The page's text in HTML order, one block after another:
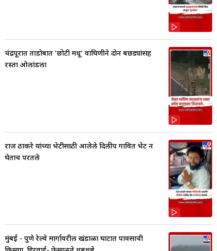
चंद्रपूरात ताडोबात 'छोटी मधू' वाघिणीने दोन बछड्यांसह
रस्ता ओलांडला
राज ठाकरे यांच्या भेटीसाठी आलेले दिलीप गावित भेट न
घेताच परतले
मुंबई - पुणे रेल्वे मार्गावरील खंडाळा घाटात पावसाची